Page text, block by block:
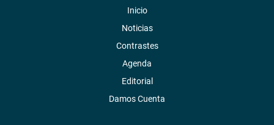
Inicio
Noticias
Contrastes
Agenda
Editorial
Damos Cuenta